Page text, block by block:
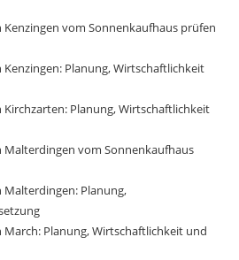
vom Sonnenkaufhaus prüfen
Planung, Wirtschaftlichkeit
Planung, Wirtschaftlichkeit
Malterdingen vom Sonnenkaufhaus
Planung,
Planung, Wirtschaftlichkeit und